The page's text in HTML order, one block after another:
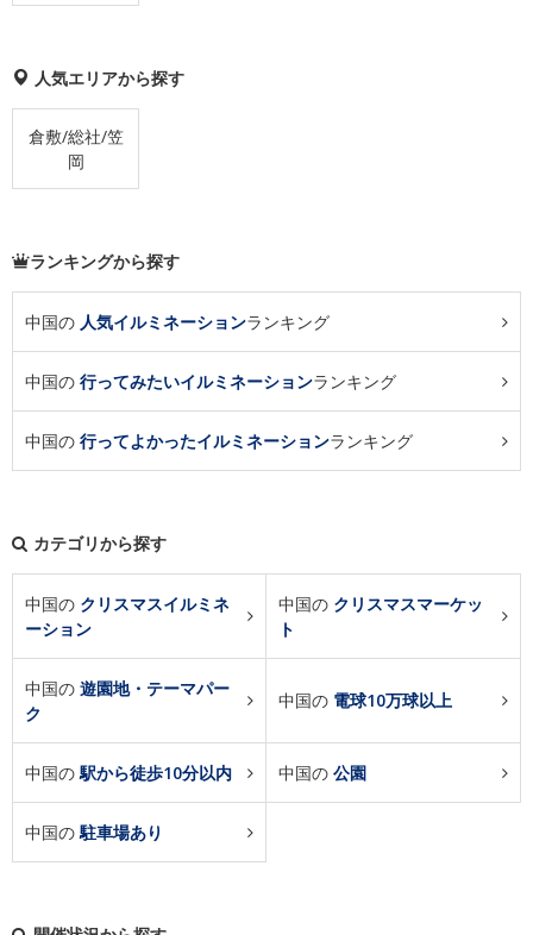
人気エリアから探す
倉敷/総社/笠
岡
ランキングから探す
中国の 人気イルミネーションランキング
中国の 行ってみたいイルミネーションランキング
中国の 行ってよかったイルミネーションランキング
カテゴリから探す
中国の クリスマスイルミネ
ーション
中国の クリスマスマーケッ
ト
中国の 遊園地・テーマパー
ク
中国の 電球10万球以上
中国の駅から徒歩10分以内 中国の 公園
中国の駐車場あり